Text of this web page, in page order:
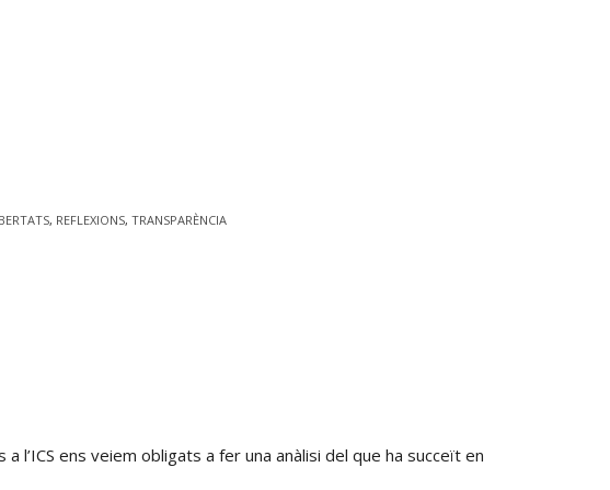
, REFLEXIONS, TRANSPARÈNCIA
l’ICS ens veiem obligats a fer una anàlisi del que ha succeït en